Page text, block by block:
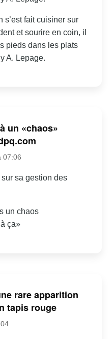
s’est fait cuisiner sur
et sourire en coin, il
pieds dans les plats
A. Lepage.
un «chaos»
07:06
sa gestion des
un chaos
ça»
rare apparition
tapis rouge